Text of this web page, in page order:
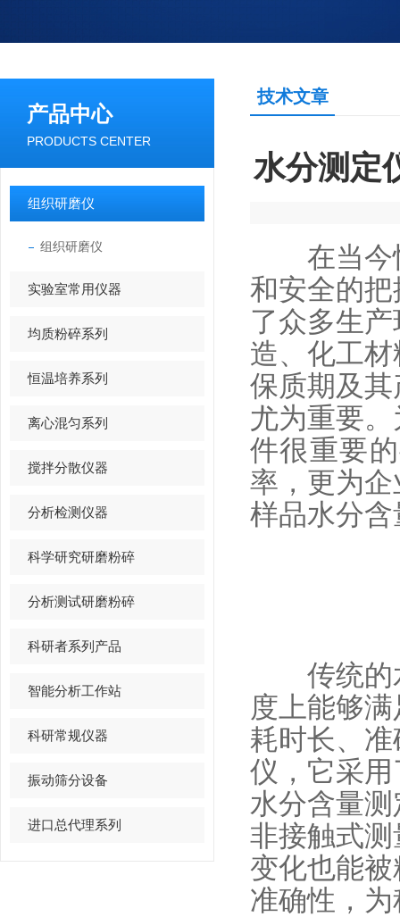
产品中心
PRODUCTS CENTER
组织研磨仪
组织研磨仪
实验室常用仪器
均质粉碎系列
恒温培养系列
离心混匀系列
搅拌分散仪器
分析检测仪器
科学研究研磨粉碎
分析测试研磨粉碎
科研者系列产品
智能分析工作站
科研常规仪器
振动筛分设备
进口总代理系列
技术文章
水分测定
在当今快
和安全的
了众多生
造、化工
保质期及
尤为重要
件很重要
率，更为
样品水分
传统的水
度上能够
耗时长、
仪，它采
水分含量
非接触式
变化也能
准确性，